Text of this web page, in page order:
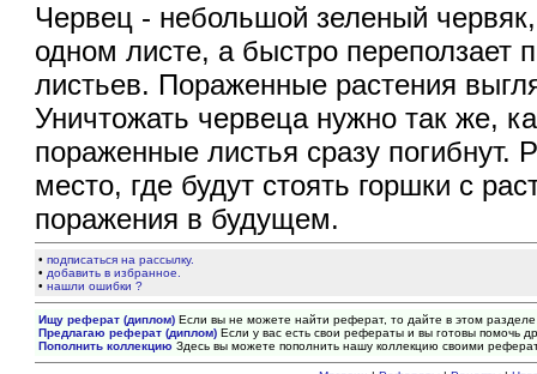
Червец - небольшой зеленый
одном листе, а быстро переползает
листьев. Пораженные растения
Уничтожать червеца нужно так же,
пораженные листья сразу погибнут.
место, где будут стоять горшки с
поражения в будущем.
•подписаться на рассылку.
• добавить в избранное.
•нашли ошибки ?
Ищу реферат (диплом) Если вы не можете найти реферат, то дайте в этом
Предлагаю реферат (диплом) Если у вас есть свои рефераты и вы готовы помочь
Пополнить коллекцию Здесь вы можете пополнить нашу коллекцию своими